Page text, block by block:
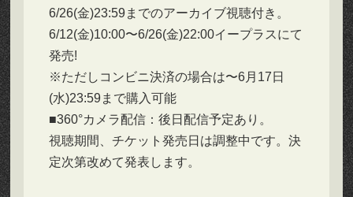
6/26(金)23:59までのアーカイブ視聴付き。
6/12(金)10:00〜6/26(金)22:00イープラスにて
発売!
※ただしコンビニ決済の場合は〜6月17日
(水)23:59まで購入可能
■360°カメラ配信：後日配信予定あり。
視聴期間、チケット発売日は調整中です。決
定次第改めて発表します。